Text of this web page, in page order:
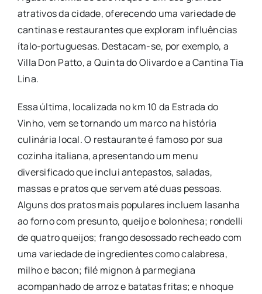
atrativos da cidade, oferecendo uma variedade de
cantinas e restaurantes que exploram influências
ítalo-portuguesas. Destacam-se, por exemplo, a
Villa Don Patto, a Quinta do Olivardo e a Cantina Tia
Lina.
Essa última, localizada no km 10 da Estrada do
Vinho, vem se tornando um marco na história
culinária local. O restaurante é famoso por sua
cozinha italiana, apresentando um menu
diversificado que inclui antepastos, saladas,
massas e pratos que servem até duas pessoas.
Alguns dos pratos mais populares incluem lasanha
ao forno com presunto, queijo e bolonhesa; rondelli
de quatro queijos; frango desossado recheado com
uma variedade de ingredientes como calabresa,
milho e bacon; filé mignon à parmegiana
acompanhado de arroz e batatas fritas; e nhoque